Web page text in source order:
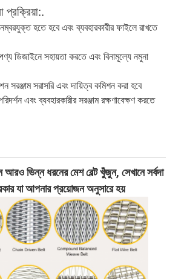
প্রক্রিয়া:.
হতে হবে এবং ব্যবহারকারীর ফাইলে রাখতে
ডিজাইনে সহায়তা করতে এবং বিনামূল্যে নমুনা
সরঞ্জাম সরাসরি এবং দায়িত্ব কমিশন করা হবে
এবং ব্যবহারকারীর সরঞ্জাম রক্ষণাবেক্ষণ করতে
ভিন্ন ধরনের মেশ বেল্ট খুঁজুন, সেখানে সর্বদা
যা আপনার প্রয়োজন অনুসারে হয়